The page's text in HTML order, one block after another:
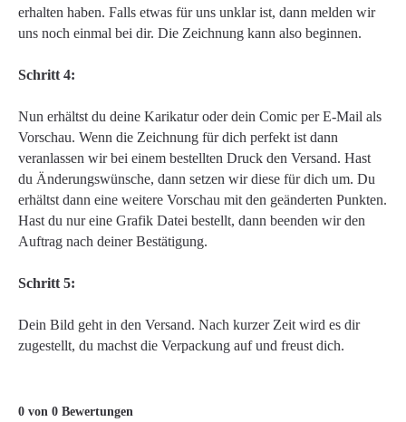
erhalten haben. Falls etwas für uns unklar ist, dann melden wir
uns noch einmal bei dir. Die Zeichnung kann also beginnen.
Schritt 4:
Nun erhältst du deine Karikatur oder dein Comic per E-Mail als
Vorschau. Wenn die Zeichnung für dich perfekt ist dann
veranlassen wir bei einem bestellten Druck den Versand. Hast
du Änderungswünsche, dann setzen wir diese für dich um. Du
erhältst dann eine weitere Vorschau mit den geänderten Punkten.
Hast du nur eine Grafik Datei bestellt, dann beenden wir den
Auftrag nach deiner Bestätigung.
Schritt 5:
Dein Bild geht in den Versand. Nach kurzer Zeit wird es dir
zugestellt, du machst die Verpackung auf und freust dich.
0 von 0 Bewertungen